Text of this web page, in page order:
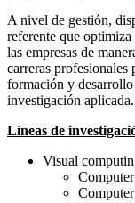
A nivel de gestión,
referente que
las empresas de
carreras
formación y desarrollo
investigación aplicada.
Líneas de
Visual